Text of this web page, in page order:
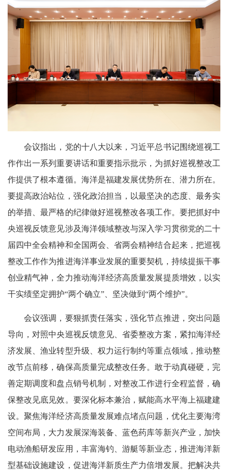
会议指出，党的十八大以来，习近平总书记围绕巡视工
作作出一系列重要讲话和重要指示批示，为抓好巡视整改工
作提供了根本遵循。海洋是福建发展优势所在、潜力所在。
要提高政治站位，强化政治担当，以最坚决的态度、最务实
的举措、最严格的纪律做好巡视整改各项工作。要把抓好中
央巡视反馈意见涉及海洋领域整改与深入学习贯彻党的二十
届四中全会精神和全国两会、省两会精神结合起来，把巡视
整改工作作为推进海洋事业发展的重要契机，持续提振干事
创业精气神，全力推动海洋经济高质量发展提质增效，以实
干实绩坚定拥护“两个确立”、坚决做到“两个维护”。
会议强调，要狠抓责任落实，强化节点推进，突出问题
导向，对照中央巡视反馈意见、省委整改方案，紧扣海洋经
济发展、渔业转型升级、权力运行制约等重点领域，推动整
改节点前移，确保高质量完成整改任务。敢于动真碰硬，完
善定期调度和盘点销号机制，对整改工作进行全程监督，确
保整改见底见效。要深化标本兼治，赋能高水平海上福建建
设。聚焦海洋经济高质量发展难点堵点问题，优化主要海湾
空间布局，大力发展深海装备、蓝色药库等新兴产业，加快
电动渔船研发应用，丰富海钓、游艇等新业态，推进海洋新
型基础设施建设，促进海洋新质生产力倍增发展。把解决共